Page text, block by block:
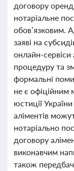
договору
нотаріальне
обов’язковим.
заяві на
онлайн-
процедуру та
формальні
не є офіційним
юстиції
аліментів
нотаріально
договору
виконавчим
також